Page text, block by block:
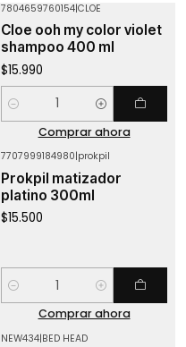
7804659760154|CLOE
Cloe ooh my color violet
shampoo 400 ml
$15.990
Cantidad
Comprar ahora
7707999184980|prokpil
Prokpil matizador
platino 300ml
$15.500
Cantidad
Comprar ahora
NEW434|BED HEAD